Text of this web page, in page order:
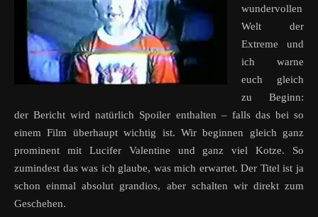
wundervollen
Welt der
Extreme und
ich warne
euch gleich
zu Beginn:
der Bericht wird natürlich Spoiler enthalten – falls das bei so
einem Film überhaupt wichtig ist. Wir beginnen gleich ganz
prominent mit Lucifer Valentine und ganz viel Kotze. So
zumindest das was ich glaube, was mich erwartet. Der Titel ist ja
schon einmal absolut grandios, aber schalten wir direkt zum
Geschehen.